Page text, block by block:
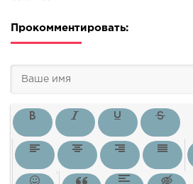
Прокомментировать: